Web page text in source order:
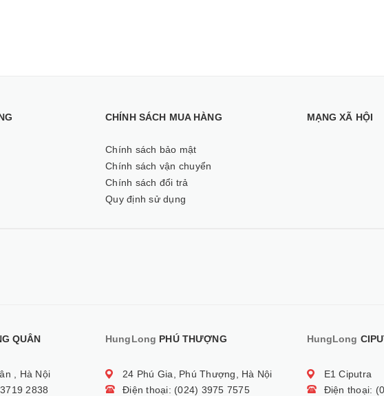
CHÍNH SÁCH MUA HÀNG
Chính sách bảo mật
Chính sách vận chuyển
Chính sách đổi trả
Quy định sử dụng
MẠNG XÃ HỘI
QUÂN
, Hà Nội
2838
HungLong PHÚ THƯỢNG
24 Phú Gia, Phú Thượng, Hà Nội
Điện thoại: (024) 3975 7575
HungLong
E1 Ciputra
Điện thoại: